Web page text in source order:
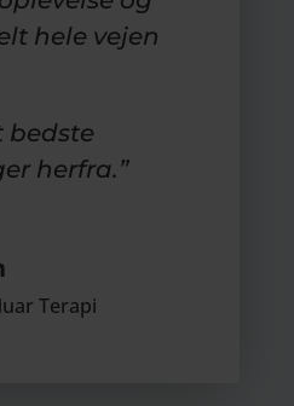
hele vejen
bedste
herfra.”
Terapi